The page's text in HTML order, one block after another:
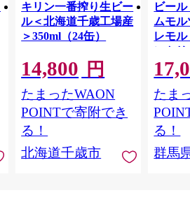
キリン一番搾り生ビー
ル＜北海道千歳工場産
＞350ml（24缶）
14,800 円
たまったWAON
POINTで寄附でき
る！
北海道千歳市
ビー
ムモ
レモル
ント
ール
縄・離
け不可
たま
る！
群馬